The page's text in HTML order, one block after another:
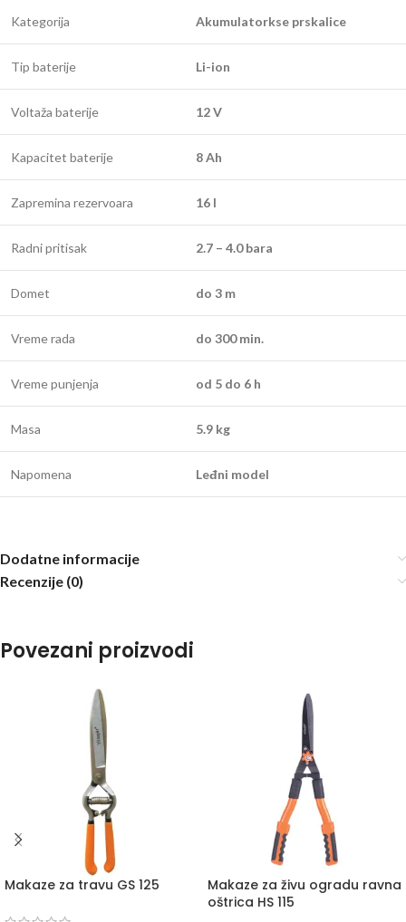
Kategorija Akumulatorkse prskalice
Tip baterije Li-ion
Voltaža baterije 12 V
Kapacitet baterije 8 Ah
Zapremina rezervoara 16 l
Radni pritisak 2.7 – 4.0 bara
Domet do 3 m
Vreme rada do 300 min.
Vreme punjenja od 5 do 6 h
Masa 5.9 kg
Napomena Leđni model
Dodatne informacije
Recenzije (0)
Povezani proizvodi
Makaze za travu GS 125
Makaze za živu ogradu ravna
oštrica HS 115